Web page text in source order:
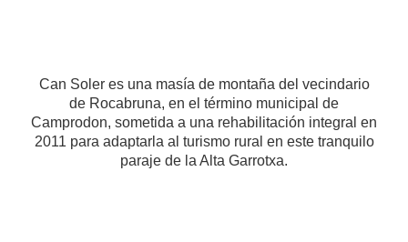
Can Soler es una masía de montaña del vecindario
de Rocabruna, en el término municipal de
Camprodon, sometida a una rehabilitación integral en
2011 para adaptarla al turismo rural en este tranquilo
paraje de la Alta Garrotxa.